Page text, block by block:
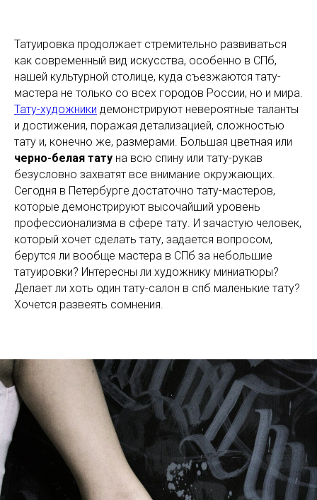
Татуировка продолжает стремительно развиваться
как современный вид искусства, особенно в СПб,
нашей культурной столице, куда съезжаются тату-
мастера не только со всех городов России, но и мира.
Тату-художники демонстрируют невероятные таланты
и достижения, поражая детализацией, сложностью
тату и, конечно же, размерами. Большая цветная или
черно-белая тату на всю спину или тату-рукав
безусловно захватят все внимание окружающих.
Сегодня в Петербурге достаточно тату-мастеров,
которые демонстрируют высочайший уровень
профессионализма в сфере тату. И зачастую человек,
который хочет сделать тату, задается вопросом,
берутся ли вообще мастера в СПб за небольшие
татуировки? Интересны ли художнику миниатюры?
Делает ли хоть один тату-салон в спб маленькие тату?
Хочется развеять сомнения.